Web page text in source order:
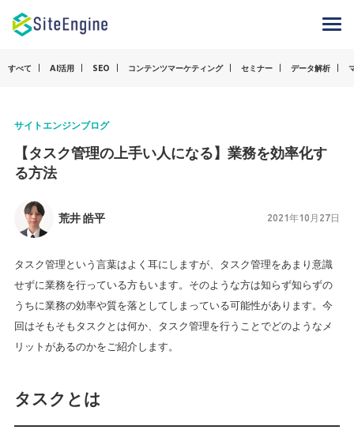
すべて AI活用 SEO コンテンツマーケティング セミナー データ解析
サイトエンジンブログ
【タスク管理の上手い人になる】業務を効率化す
る方法
荒井 皓平 2021年10月27日
タスク管理という言葉はよく耳にしますが、タスク管理をあまり意識
せずに業務を行っている方もいます。そのような方は知らず知らずの
うちに業務の効率や質を落としてしまっている可能性があります。今
回はそもそもタスクとは何か、タスク管理を行うことでどのようなメ
リットがあるのかをご紹介します。
タスクとは